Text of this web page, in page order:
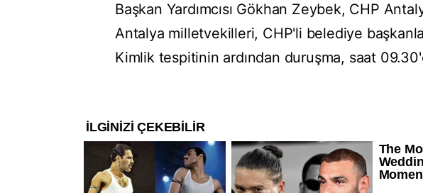
Başkan Yardımcısı Gökhan Zeybek, CHP
Antalya milletvekilleri, CHP'li belediye
Kimlik tespitinin ardından duruşma, saat